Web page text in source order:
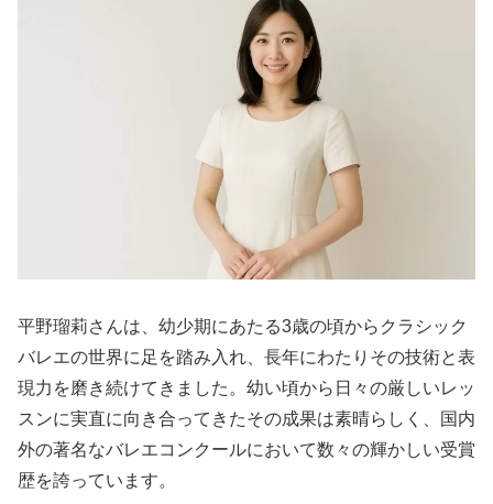
平野瑠莉さんは、幼少期にあたる3歳の頃からクラシック
バレエの世界に足を踏み入れ、長年にわたりその技術と表
現力を磨き続けてきました。幼い頃から日々の厳しいレッ
スンに実直に向き合ってきたその成果は素晴らしく、国内
外の著名なバレエコンクールにおいて数々の輝かしい受賞
歴を誇っています。